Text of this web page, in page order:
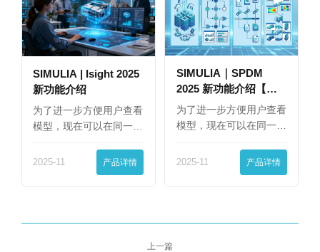
SIMULIA | Isight 2025
新功能介绍
为了进一步方便用户查看
模型，现在可以在同一
2025-11 产品详情
SIMULIA｜SPDM
2025 新功能介绍【下
篇】
为了进一步方便用户查看
模型，现在可以在同一
2025-11 产品详情
上一篇